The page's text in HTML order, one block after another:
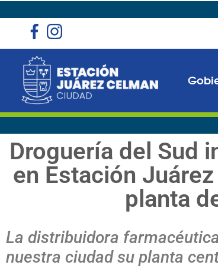
Droguería del Sud
en Estación
planta
La distribuidora
nuestra ciudadsu planta